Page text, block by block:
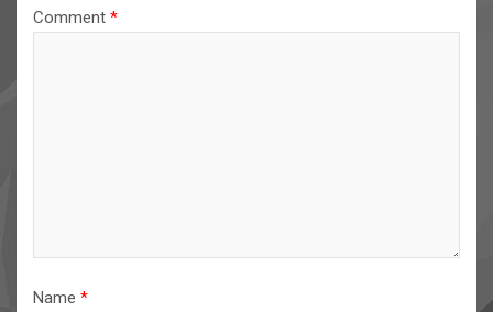
Comment *
Name *